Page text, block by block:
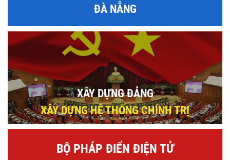
ĐÀ NẴNG
XÂY DỰNG ĐẢNG
XÂY DỰNG HỆ THỐNG CHÍNH TRỊ
BỘ PHÁP ĐIỂN ĐIỆN TỬ